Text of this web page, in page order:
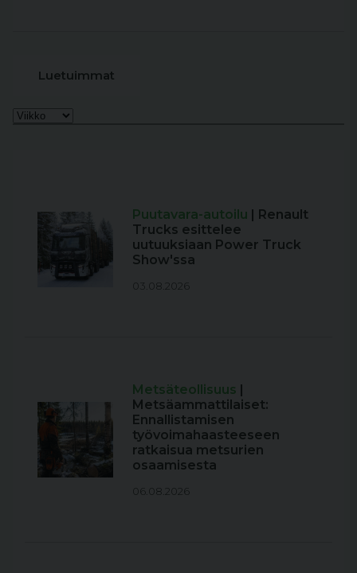
Luetuimmat
Puutavara-autoilu | Renault
Trucks esittelee
uutuuksiaan Power Truck
Show'ssa
03.08.2026
Metsäteollisuus |
Metsäammattilaiset:
Ennallistamisen
työvoimahaasteeseen
ratkaisua metsurien
osaamisesta
06.08.2026